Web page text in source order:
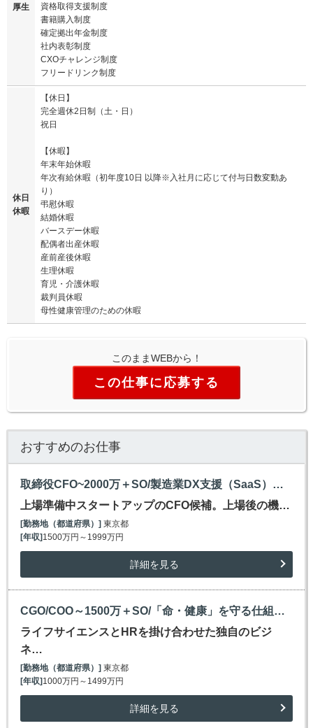
厚生
資格取得支援制度
書籍購入制度
確定拠出年金制度
社内表彰制度
CXOチャレンジ制度
フリードリンク制度
休日
休暇
【休日】
完全週休2日制（土・日）
祝日
【休暇】
年末年始休暇
年次有給休暇（初年度10日 以降※入社月に応じて付与日数変動あ
り）
弔慰休暇
結婚休暇
バースデー休暇
配偶者出産休暇
産前産後休暇
生理休暇
育児・介護休暇
裁判員休暇
母性健康管理のための休暇
このままWEBから！
この仕事に応募する
おすすめのお仕事
取締役CFO~2000万＋SO/製造業DX支援（SaaS）スタートアップ/創業2年で1000社弱導入
上場準備中スタートアップのCFO候補。上場後の機…
[勤務地（都道府県）]東京都
[年収]1500万円～1999万円
詳細を見る
CGO/COO～1500万＋SO/「命・健康」を守る仕組づくり/ライフサイエンス×HRスタートアップ
ライフサイエンスとHRを掛け合わせた独自のビジ
ネ…
[勤務地（都道府県）]東京都
[年収]1000万円～1499万円
詳細を見る